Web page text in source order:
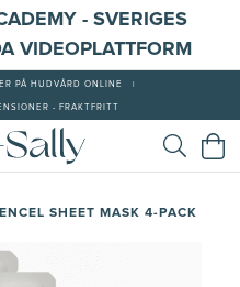
- SVERIGES
VIDEOPLATTFORM
PÅ HUDVÅRD ONLINE
- FRAKTFRITT
SHEET MASK 4-PACK